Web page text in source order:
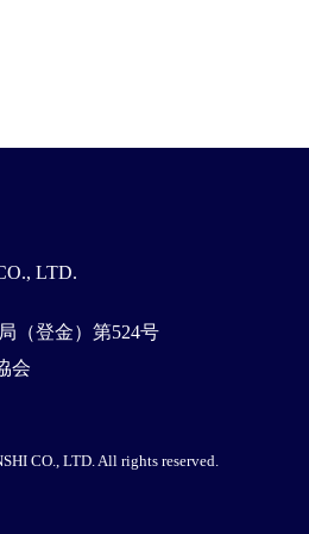
LTD.
（登金）第524号
会
CO., LTD. All rights reserved.